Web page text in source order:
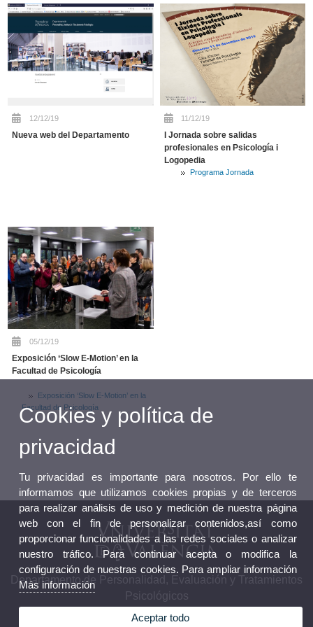
12/12/19
Nueva web del Departamento
11/12/19
I Jornada sobre salidas
profesionales en Psicología i
Logopedia
Programa Jornada
05/12/19
Exposición ‘Slow E-Motion’ en la
Facultad de Psicología
Exposición ‘Slow E-Motion’ en la
Facultad de Psicología
Departamento de Personalidad, Evaluación y Tratamientos
Psicológicos
Cookies y política de
privacidad
Tu privacidad es importante para nosotros. Por ello te
informamos que utilizamos cookies propias y de terceros
para realizar análisis de uso y medición de nuestra página
web con el fin de personalizar contenidos,así como
proporcionar funcionalidades a las redes sociales o analizar
nuestro tráfico. Para continuar acepta o modifica la
configuración de nuestras cookies. Para ampliar información
Más información
Aceptar todo